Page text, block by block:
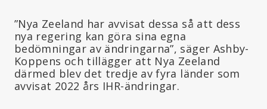
”Nya Zeeland har avvisat dessa så att dess
nya regering kan göra sina egna
bedömningar av ändringarna”, säger Ashby-
Koppens och tillägger att Nya Zeeland
därmed blev det tredje av fyra länder som
avvisat 2022 års IHR-ändringar.